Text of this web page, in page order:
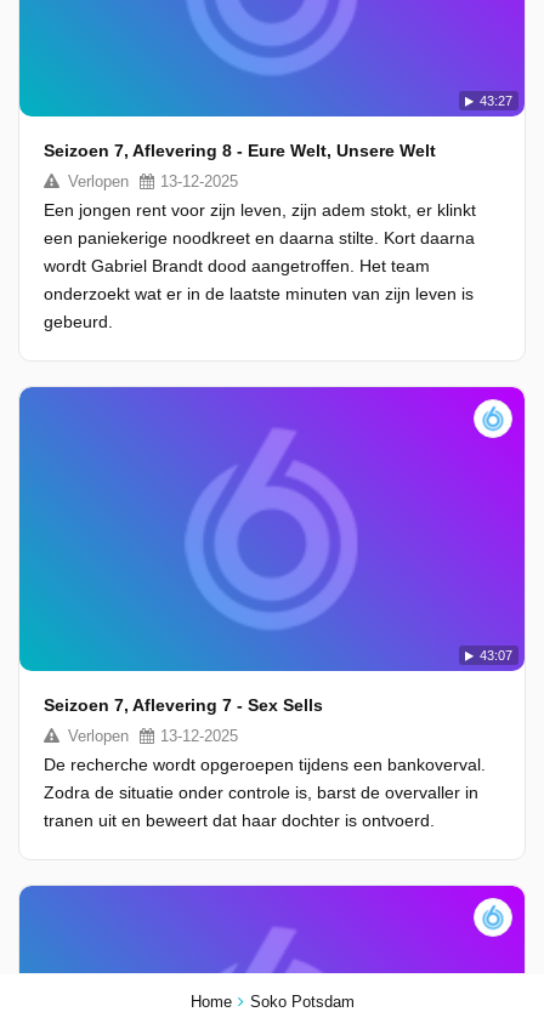
Home Soko Potsdam
43:27
Seizoen 7, Aflevering 8 - Eure Welt, Unsere Welt
Verlopen 13-12-2025
Een jongen rent voor zijn leven, zijn adem stokt, er klinkt
een paniekerige noodkreet en daarna stilte. Kort daarna
wordt Gabriel Brandt dood aangetroffen. Het team
onderzoekt wat er in de laatste minuten van zijn leven is
gebeurd.
43:07
Seizoen 7, Aflevering 7 - Sex Sells
Verlopen 13-12-2025
De recherche wordt opgeroepen tijdens een bankoverval.
Zodra de situatie onder controle is, barst de overvaller in
tranen uit en beweert dat haar dochter is ontvoerd.